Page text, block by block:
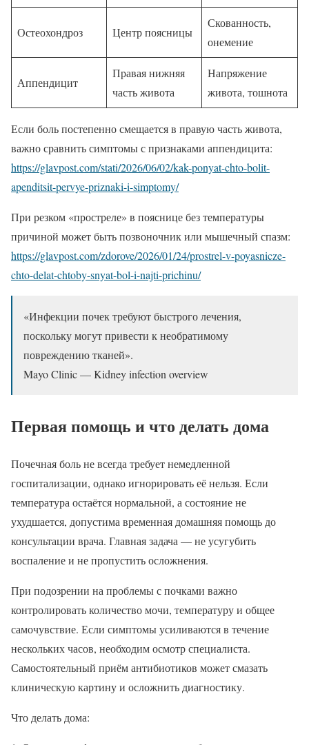
Остеохондроз Центр поясницы
Скованность,
онемение
Аппендицит
Правая нижняя
часть живота
Напряжение
живота, тошнота
Если боль постепенно смещается в правую часть живота,
важно сравнить симптомы с признаками аппендицита:
https://glavpost.com/stati/2026/06/02/kak-ponyat-chto-bolit-
apenditsit-pervye-priznaki-i-simptomy/
При резком «простреле» в пояснице без температуры
причиной может быть позвоночник или мышечный спазм:
https://glavpost.com/zdorove/2026/01/24/prostrel-v-poyasnicze-
chto-delat-chtoby-snyat-bol-i-najti-prichinu/
«Инфекции почек требуют быстрого лечения,
поскольку могут привести к необратимому
повреждению тканей».
Mayo Clinic — Kidney infection overview
Первая помощь и что делать дома
Почечная боль не всегда требует немедленной
госпитализации, однако игнорировать её нельзя. Если
температура остаётся нормальной, а состояние не
ухудшается, допустима временная домашняя помощь до
консультации врача. Главная задача — не усугубить
воспаление и не пропустить осложнения.
При подозрении на проблемы с почками важно
контролировать количество мочи, температуру и общее
самочувствие. Если симптомы усиливаются в течение
нескольких часов, необходим осмотр специалиста.
Самостоятельный приём антибиотиков может смазать
клиническую картину и осложнить диагностику.
Что делать дома: